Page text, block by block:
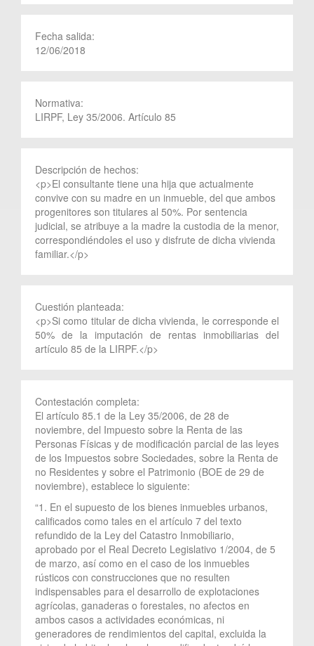
Fecha salida:
12/06/2018
Normativa:
LIRPF, Ley 35/2006. Artículo 85
Descripción de hechos:
<p>El consultante tiene una hija que actualmente
convive con su madre en un inmueble, del que ambos
progenitores son titulares al 50%. Por sentencia
judicial, se atribuye a la madre la custodia de la menor,
correspondiéndoles el uso y disfrute de dicha vivienda
familiar.</p>
Cuestión planteada:
<p>Si como titular de dicha vivienda, le corresponde el
50% de la imputación de rentas inmobiliarias del
artículo 85 de la LIRPF.</p>
Contestación completa:
El artículo 85.1 de la Ley 35/2006, de 28 de
noviembre, del Impuesto sobre la Renta de las
Personas Físicas y de modificación parcial de las leyes
de los Impuestos sobre Sociedades, sobre la Renta de
no Residentes y sobre el Patrimonio (BOE de 29 de
noviembre), establece lo siguiente:
“1. En el supuesto de los bienes inmuebles urbanos,
calificados como tales en el artículo 7 del texto
refundido de la Ley del Catastro Inmobiliario,
aprobado por el Real Decreto Legislativo 1/2004, de 5
de marzo, así como en el caso de los inmuebles
rústicos con construcciones que no resulten
indispensables para el desarrollo de explotaciones
agrícolas, ganaderas o forestales, no afectos en
ambos casos a actividades económicas, ni
generadores de rendimientos del capital, excluida la